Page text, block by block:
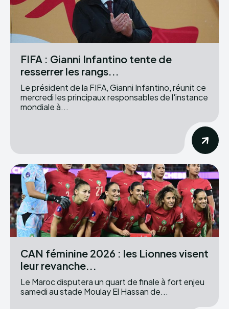
FIFA : Gianni Infantino tente de
resserrer les rangs...
Le président de la FIFA, Gianni Infantino, réunit ce
mercredi les principaux responsables de l'instance
mondiale à...
CAN féminine 2026 : les Lionnes visent
leur revanche...
Le Maroc disputera un quart de finale à fort enjeu
samedi au stade Moulay El Hassan de...